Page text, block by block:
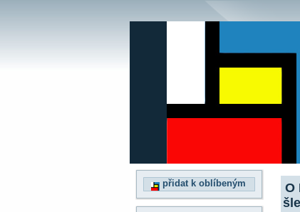
přidat k oblíbeným
O